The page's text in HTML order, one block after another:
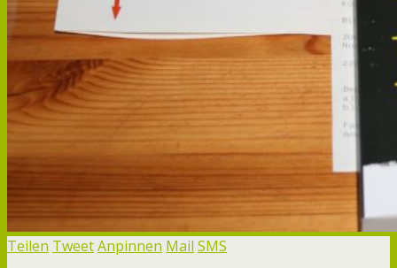
Teilen TweetAnpinnen Mail SMS